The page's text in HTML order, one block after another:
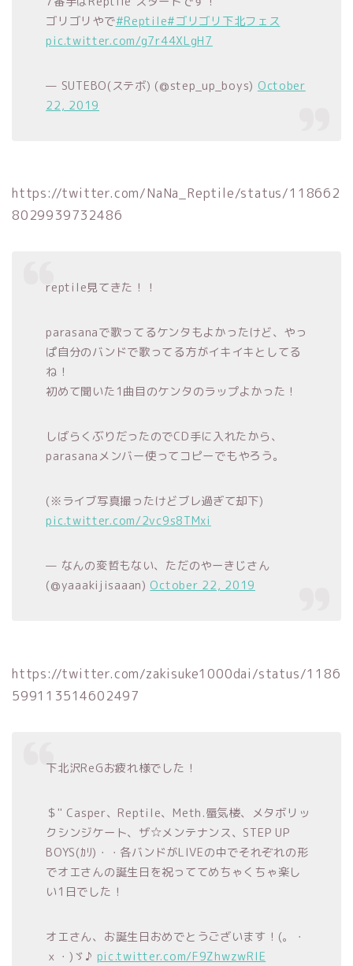
ゴリゴリやで#Reptile#ゴリゴリ下北フェス
pic.twitter.com/g7r44XLgH7
— SUTEBO(ステボ) (@step_up_boys) October
22, 2019
https://twitter.com/NaNa_Reptile/status/118662
8029939732486
reptile見てきた！！
parasanaで歌ってるケンタもよかったけど、やっ
ぱ自分のバンドで歌ってる方がイキイキとしてる
ね！
初めて聞いた1曲目のケンタのラップよかった！
しばらくぶりだったのでCD手に入れたから、
parasanaメンバー使ってコピーでもやろう。
(※ライブ写真撮ったけどブレ過ぎて却下)
pic.twitter.com/2vc9s8TMxi
— なんの変哲もない、ただのやーきじさん
(@yaaakijisaaan) October 22, 2019
https://twitter.com/zakisuke1000dai/status/1186
599113514602497
下北沢ReGお疲れ様でした！
＄" Casper、Reptile、Meth.蜃気楼、メタボリッ
クシンジケート、ザ☆メンテナンス、STEP UP
BOYS(ｶﾘ)・・各バンドがLIVEの中でそれぞれの形
でオエさんの誕生日を祝っててめちゃくちゃ楽し
い1日でした！
オエさん、お誕生日おめでとうございます！(。・
ｘ・)ゞ♪ pic.twitter.com/F9ZhwzwRIE